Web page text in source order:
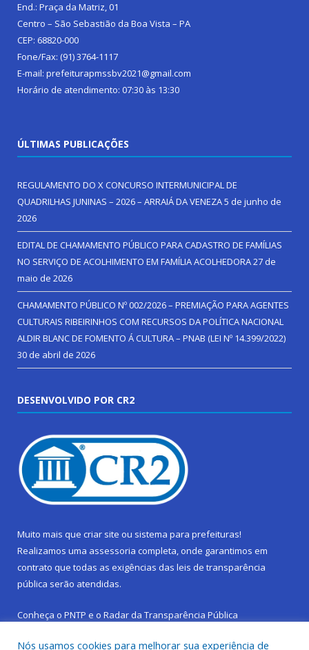
End.: Praça da Matriz, 01
Centro – São Sebastião da Boa Vista – PA
CEP: 68820-000
Fone/Fax: (91) 3764-1117
E-mail: prefeiturapmssbv2021@gmail.com
Horário de atendimento: 07:30 às 13:30
ÚLTIMAS PUBLICAÇÕES
REGULAMENTO DO X CONCURSO INTERMUNICIPAL DE
QUADRILHAS JUNINAS – 2026 – ARRAIÁ DA VENEZA5 de junho de
2026
EDITAL DE CHAMAMENTO PÚBLICO PARA CADASTRO DE FAMÍLIAS
NO SERVIÇO DE ACOLHIMENTO EM FAMÍLIA ACOLHEDORA27 de
maio de 2026
CHAMAMENTO PÚBLICO Nº 002/2026 – PREMIAÇÃO PARA AGENTES
CULTURAIS RIBEIRINHOS COM RECURSOS DA POLÍTICA NACIONAL
ALDIR BLANC DE FOMENTO Á CULTURA – PNAB (LEI Nº 14.399/2022)
30 de abril de 2026
DESENVOLVIDO POR CR2
Muito mais que criar site ou sistema para prefeituras!
Realizamos uma assessoria completa, onde garantimos em
contrato que todas as exigências das leis de transparência
pública serão atendidas.
Conheça o PNTP e o Radar da Transparência Pública
Nós usamos cookies para melhorar sua experiência de